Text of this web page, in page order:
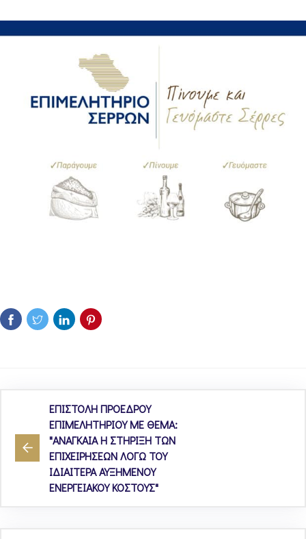
ΕΠΙΣΤΟΛΗ ΠΡΟΕΔΡΟΥ
ΕΠΙΜΕΛΗΤΗΡΙΟΥ ΜΕ ΘΕΜΑ:
"ΑΝΑΓΚΑΙΑ Η ΣΤΗΡΙΞΗ ΤΩΝ
ΕΠΙΧΕΙΡΗΣΕΩΝ ΛΟΓΩ ΤΟΥ
ΙΔΙΑΙΤΕΡΑ ΑΥΞΗΜΕΝΟΥ
ΕΝΕΡΓΕΙΑΚΟΥ ΚΟΣΤΟΥΣ"